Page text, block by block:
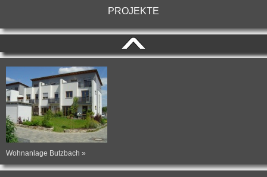
PROJEKTE
Wohnanlage Butzbach »